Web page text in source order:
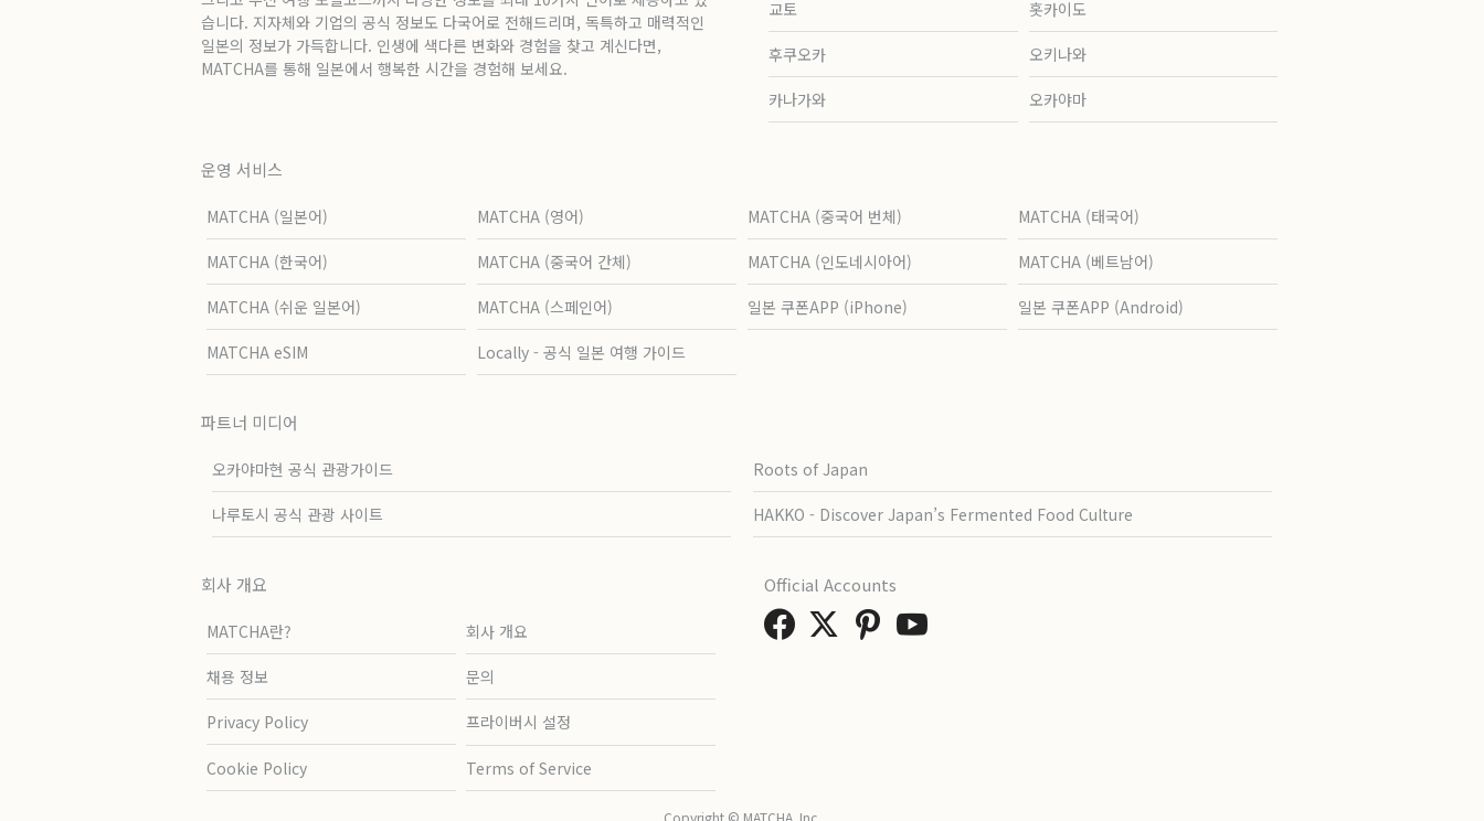
습니다. 지자체와 기업의 공식 정보도 다국어로 전해드리며, 독특하고 매력적인
일본의 정보가 가득합니다. 인생에 색다른 변화와 경험을 찾고 계신다면,
MATCHA를 통해 일본에서 행복한 시간을 경험해 보세요.
교토 홋카이도
후쿠오카 오키나와
카나가와 오카야마
운영 서비스
MATCHA (일본어) MATCHA (영어) MATCHA (중국어 번체) MATCHA (태국어)
MATCHA (한국어) MATCHA (중국어 간체) MATCHA (인도네시아어) MATCHA (베트남어)
MATCHA (쉬운 일본어) MATCHA (스페인어) 일본 쿠폰APP (iPhone) 일본 쿠폰APP (Android)
MATCHA eSIM Locally - 공식 일본 여행 가이드
파트너 미디어
오카야마현 공식 관광가이드 Roots of Japan
나루토시 공식 관광 사이트 HAKKO - Discover Japan’s Fermented Food Culture
회사 개요
MATCHA란? 회사 개요
채용 정보 문의
Privacy Policy 프라이버시 설정
Cookie Policy Terms of Service
Official Accounts
Copyright © MATCHA, Inc.